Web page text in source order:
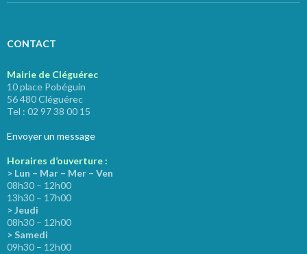
CONTACT
Mairie de Cléguérec
10 place Pobéguin
56 480 Cléguérec
Tel : 02 97 38 00 15
Envoyer un message
Horaires d’ouverture :
> Lun – Mar – Mer – Ven
08h30 – 12h00
13h30 – 17h00
> Jeudi
08h30 – 12h00
> Samedi
09h30 – 12h00